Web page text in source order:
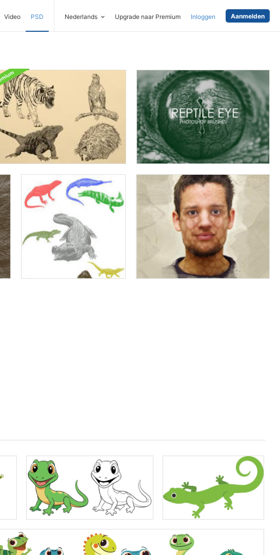
Video PSD Nederlands Upgrade naar Premium Inloggen Aanmelden